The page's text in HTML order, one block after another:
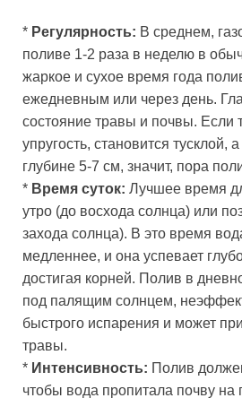
* Регулярность: В среднем,
поливе 1-2 раза в неделю в
жаркое и сухое время года
ежедневным или через день.
состояние травы и почвы. Если
упругость, становится тусклой,
глубине 5-7 см, значит, пора
* Время суток: Лучшее время
утро (до восхода солнца) или
захода солнца). В это время
медленнее, и она успевает
достигая корней. Полив в
под палящим солнцем,
быстрого испарения и может
травы.
* Интенсивность: Полив
чтобы вода пропитала почву на